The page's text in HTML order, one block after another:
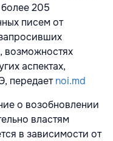
205
писем от
возможностях
аспектах,
передаетnoi.md
о возобновлении
властям
в зависимости от